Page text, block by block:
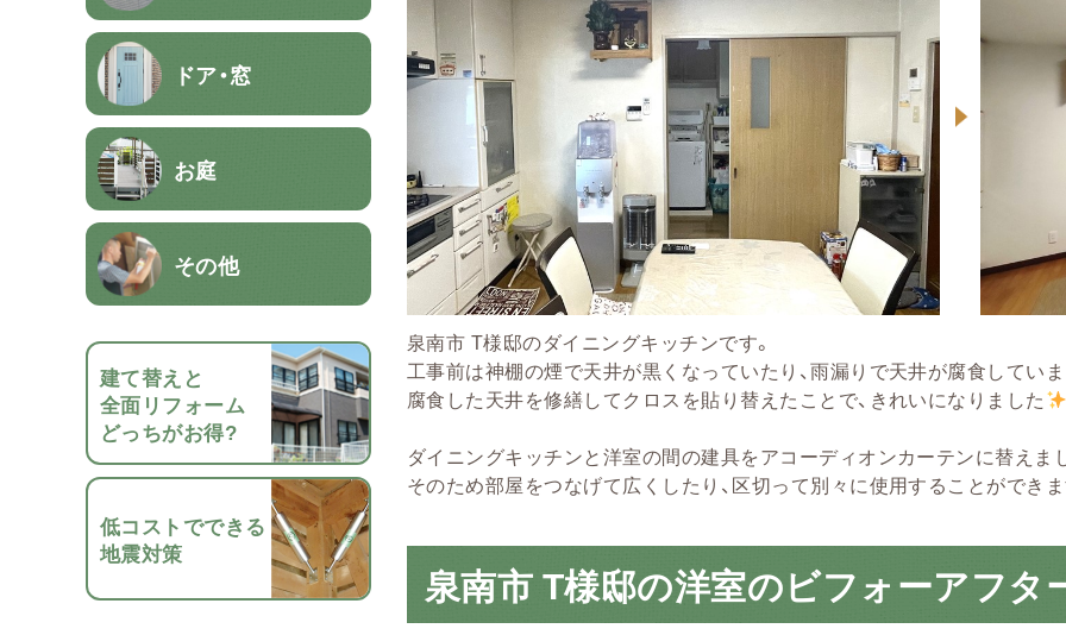
ドア・窓
お庭
その他
建て替えと
全面リフォーム
どっちがお得?
低コストでできる
地震対策
泉南市 T様邸のダイニングキッチンです。
工事前は神棚の煙で天井が黒くなっていたり、雨漏りで天井が腐食してい
腐食した天井を修繕してクロスを貼り替えたことで、きれいになりました
ダイニングキッチンと洋室の間の建具をアコーディオンカーテンに替えま
そのため部屋をつなげて広くしたり、区切って別々に使用することができ
泉南市 T様邸の洋室のビフォーアフタ